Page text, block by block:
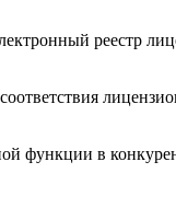
реестр
функции в